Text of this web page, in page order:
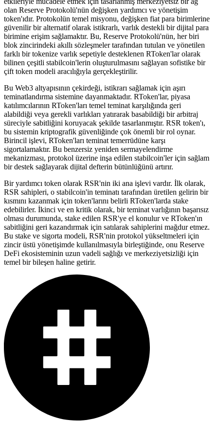
olan Reserve Protokolü'nün değişken yardımcı ve yönetişim
token'ıdır. Protokolün temel misyonu, değişken fiat para birimlerine
güvenilir bir alternatif olarak istikrarlı, varlık destekli bir dijital para
birimine erişim sağlamaktır. Bu, Reserve Protokolü'nün, her biri
blok zincirindeki akıllı sözleşmeler tarafından tutulan ve yönetilen
farklı bir tokenize varlık sepetiyle desteklenen RToken'lar olarak
bilinen çeşitli stabilcoin'lerin oluşturulmasını sağlayan sofistike bir
çift token modeli aracılığıyla gerçekleştirilir.
Bu Web3 altyapısının çekirdeği, istikrarı sağlamak için aşırı
teminatlandırma sistemine dayanmaktadır. RToken'lar, piyasa
katılımcılarının RToken'ları temel teminat karşılığında geri
alabildiği veya gerekli varlıkları yatırarak basabildiği bir arbitraj
süreciyle sabitliğini koruyacak şekilde tasarlanmıştır. RSR token'ı,
bu sistemin kriptografik güvenliğinde çok önemli bir rol oynar.
Birincil işlevi, RToken'ları teminat temerrüdüne karşı
sigortalamaktır. Bu benzersiz yeniden sermayelendirme
mekanizması, protokol üzerine inşa edilen stabilcoin'ler için sağlam
bir destek sağlayarak dijital defterin bütünlüğünü artırır.
Bir yardımcı token olarak RSR'nin iki ana işlevi vardır. İlk olarak,
RSR sahipleri, o stabilcoin'in teminatı tarafından üretilen gelirin bir
kısmını kazanmak için token'larını belirli RToken'larda stake
edebilirler. İkinci ve en kritik olarak, bir teminat varlığının başarısız
olması durumunda, stake edilen RSR'ye el konulur ve RToken'ın
sabitliğini geri kazandırmak için satılarak sahiplerini mağdur etmez.
Bu stake ve sigorta modeli, RSR'nin protokol yükseltmeleri için
zincir üstü yönetişimde kullanılmasıyla birleştiğinde, onu Reserve
DeFi ekosisteminin uzun vadeli sağlığı ve merkeziyetsizliği için
temel bir bileşen haline getirir.